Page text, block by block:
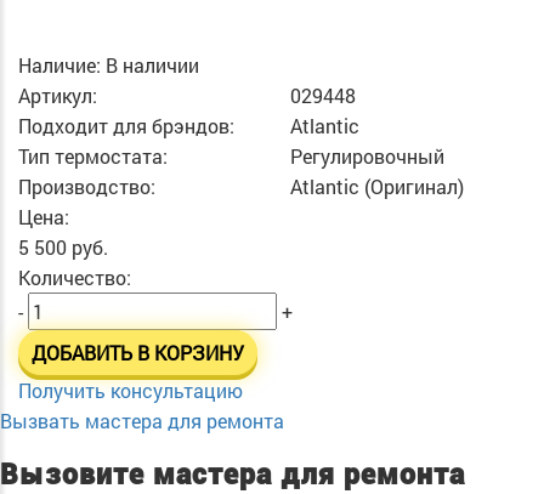
Наличие: В наличии
Артикул:
029448
Подходит для брэндов:
Atlantic
Тип термостата:
Регулировочный
Производство:
Atlantic (Оригинал)
Цена:
5 500 руб.
Количество:
-
+
ДОБАВИТЬ В КОРЗИНУ
Получить консультацию
Вызвать мастера для ремонта
Вызовите мастера для ремонта